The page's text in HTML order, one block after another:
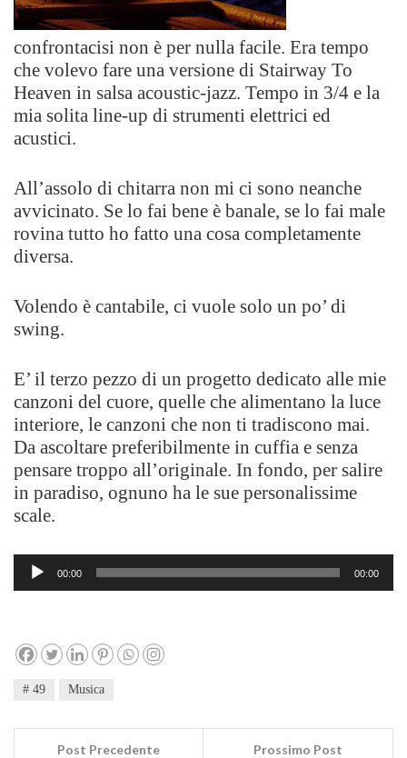
confrontacisi non è per nulla facile. Era tempo
che volevo fare una versione di Stairway To
Heaven in salsa acoustic-jazz. Tempo in 3/4 e la
mia solita line-up di strumenti elettrici ed
acustici.
All’assolo di chitarra non mi ci sono neanche
avvicinato. Se lo fai bene è banale, se lo fai male
rovina tutto ho fatto una cosa completamente
diversa.
Volendo è cantabile, ci vuole solo un po’ di
swing.
E’ il terzo pezzo di un progetto dedicato alle mie
canzoni del cuore, quelle che alimentano la luce
interiore, le canzoni che non ti tradiscono mai.
Da ascoltare preferibilmente in cuffia e senza
pensare troppo all’originale. In fondo, per salire
in paradiso, ognuno ha le sue personalissime
scale.
Audio
Player
00:00 00:00
# 49 Musica
Post Precedente Prossimo Post